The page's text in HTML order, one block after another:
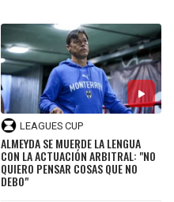
LEAGUES CUP
ALMEYDA SE MUERDE LA LENGUA
CON LA ACTUACIÓN ARBITRAL: "NO
QUIERO PENSAR COSAS QUE NO
DEBO"